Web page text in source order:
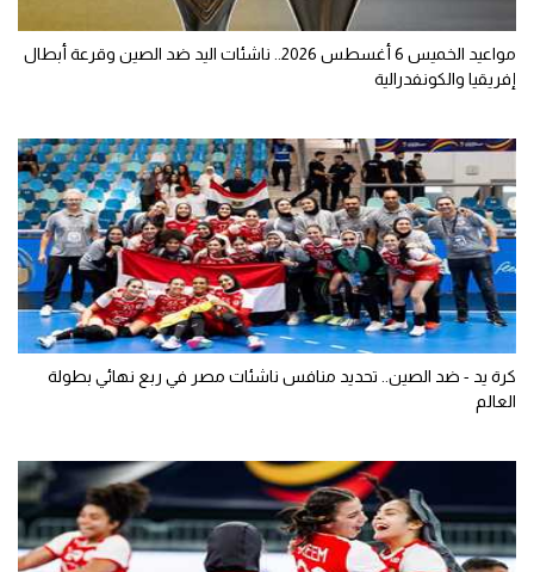
مواعيد الخميس 6 أغسطس 2026.. ناشئات اليد ضد الصين وقرعة أبطال
إفريقيا والكونفدرالية
كرة يد - ضد الصين.. تحديد منافس ناشئات مصر في ربع نهائي بطولة
العالم